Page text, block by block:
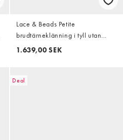
Lace & Beads Petite
brudtärneklänning i tyll utan
ärmar med sänkt midja, lager på
1.639,00 SEK
Deal